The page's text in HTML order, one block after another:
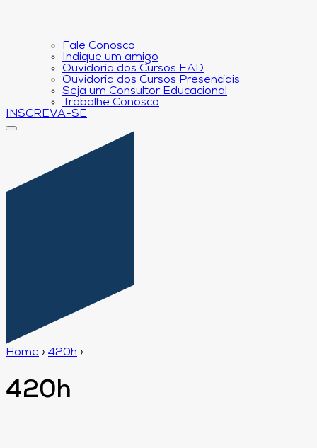
Fale Conosco
Indique um amigo
Ouvidoria dos Cursos EAD
Ouvidoria dos Cursos Presenciais
Seja um Consultor Educacional
Trabalhe Conosco
INSCREVA-SE
Home › 420h ›
420h